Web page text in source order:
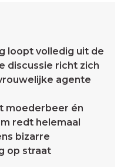
loopt volledig uit de
discussie richt zich
agente
moederbeer én
redt helemaal
bizarre
op straat